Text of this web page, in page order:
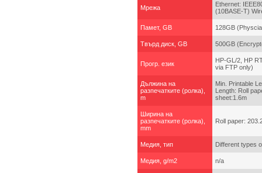
Мрежа
Ethernet:
(10BASE-T)
Памет, GB 128GB
Твърд диск, GB 500GB
Прогр. език
HP-GL/2, HP
via FTP only)
Дължина на
разпечатките (ролка),
m
Min. Printable
Length: Roll
sheet:1.6m
Ширина на
разпечатките (ролка),
mm
Roll paper:
Медия, тип Different types
Медия, g/m2 n/a